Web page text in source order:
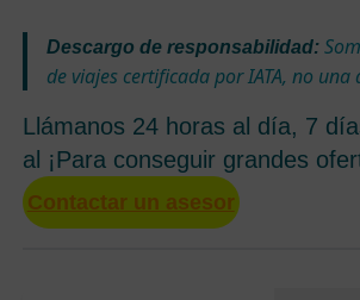
Descargo de responsabilidad:
de viajes certificada por IATA, no
Llámanos 24 horas al día, 7
al ¡Para conseguir grandes
Contactar un asesor